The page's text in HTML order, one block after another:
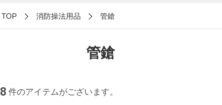
TOP 消防操法用品 管鎗
管鎗
8 件のアイテムがございます。